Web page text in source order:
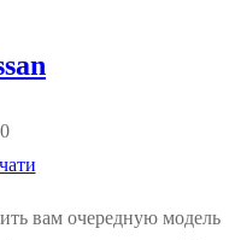
вам очередную модель